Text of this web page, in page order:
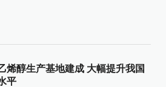
烯醇生产基地建成 大幅提升我国
平